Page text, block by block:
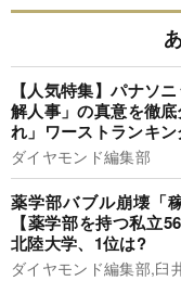
【人気特集】パナソ
解人事」の真意を徹
れ」ワーストランキン
ダイヤモンド編集部
薬学部バブル崩壊「
【薬学部を持つ私立
北陸大学、1位は?
ダイヤモンド編集部,臼